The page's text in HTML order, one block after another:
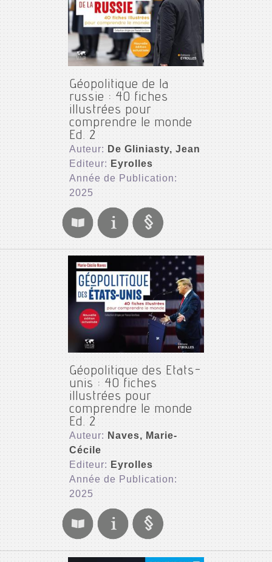
Géopolitique de la
russie : 40 fiches
illustrées pour
comprendre le monde
Ed. 2
Auteur: De Gliniasty, Jean
Editeur: Eyrolles
Année de Publication:
2025
Géopolitique des Etats-
unis : 40 fiches
illustrées pour
comprendre le monde
Ed. 2
Auteur: Naves, Marie-
Cécile
Editeur: Eyrolles
Année de Publication:
2025